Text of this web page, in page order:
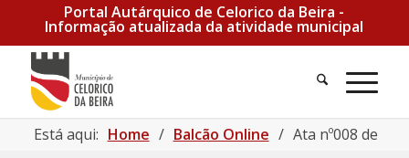
Portal Autárquico de Celorico da Beira -
Informação atualizada da atividade municipal
Está aqui: Home / Balcão Online / Ata nº008 de